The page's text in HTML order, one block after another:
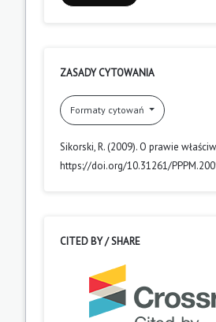
ZASADY CYTOWANIA
Formaty cytowań
Sikorski, R. (2009). O prawie
https://doi.org/10.31261/
CITED BY / SHARE